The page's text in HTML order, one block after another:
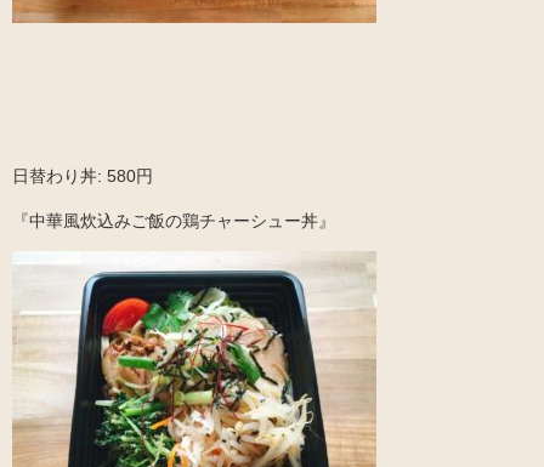
日替わり丼: 580円
『中華風炊込みご飯の鶏チャーシュー丼』